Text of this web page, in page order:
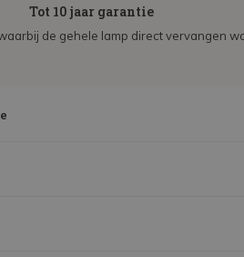
Tot 10 jaar garantie
de gehele lamp direct vervangen